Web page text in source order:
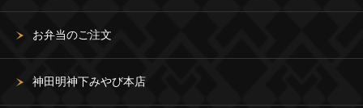
お弁当のご注文
神田明神下みやび本店